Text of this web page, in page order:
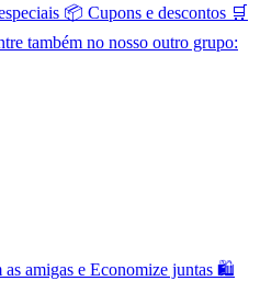
📦 Cupons e descontos 🛒
também no nosso outro grupo:
as amigas e Economize juntas 🛍